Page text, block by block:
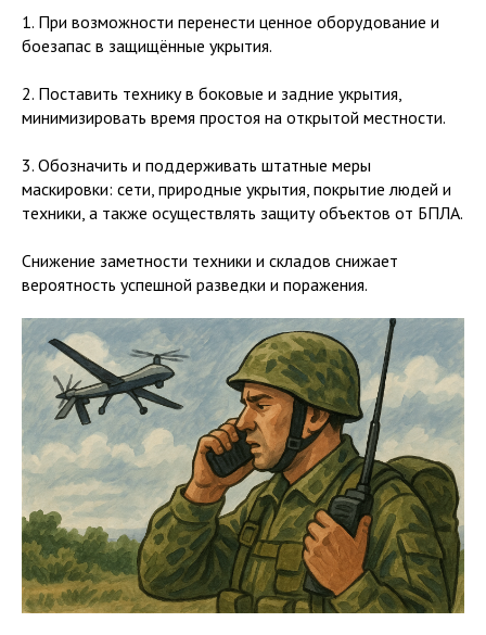
1. При возможности перенести ценное оборудование и
боезапас в защищённые укрытия.
2. Поставить технику в боковые и задние укрытия,
минимизировать время простоя на открытой местности.
3. Обозначить и поддерживать штатные меры
маскировки: сети, природные укрытия, покрытие людей и
техники, а также осуществлять защиту объектов от БПЛА.
Снижение заметности техники и складов снижает
вероятность успешной разведки и поражения.